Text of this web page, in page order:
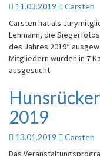
des
Jahres
2019
11.03.2019 Carsten
Carsten hat als
Lehmann, die
des Jahres 2019“
Mitgliedern wurden in 7
ausgesucht.
Hunsrücker
Naturfototage
2019
2019
13.01.2019 Carsten
Das